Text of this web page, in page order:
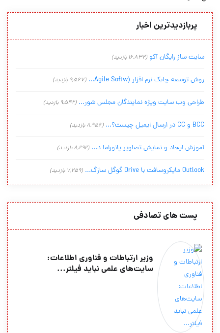
پربازدیدترین اخبار
سایت ساز رایگان آکو (16,832 بازدید)
روش توسعه چابک نرم افزار (Agile Softw... (9,567 بازدید)
طراحی وب سایت ویژه نمایندگان مجلس شور... (9,542 بازدید)
BCC و CC در ارسال ایمیل چیست؟... (8,956 بازدید)
آموزش ایجاد و نمایش تصاویر پانوراما د... (8,292 بازدید)
Outlook مایکروسافت با Drive گوگل سازگ... (7,259 بازدید)
پست های تصادفی
وزیر ارتباطات و فناوری اطلاعات:
سایت‌های علمی نباید فیلتر...